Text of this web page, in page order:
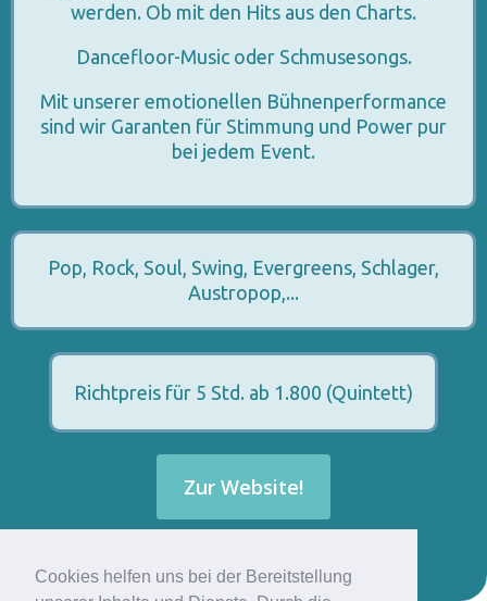
Cookies helfen uns bei der Bereitstellung
werden. Ob mit den Hits aus den Charts.
Dancefloor-Music oder Schmusesongs.
Mit unserer emotionellen Bühnenperformance
sind wir Garanten für Stimmung und Power pur
bei jedem Event.
Pop, Rock, Soul, Swing, Evergreens, Schlager,
Austropop,...
Richtpreis für 5 Std. ab 1.800 (Quintett)
Zur Website!